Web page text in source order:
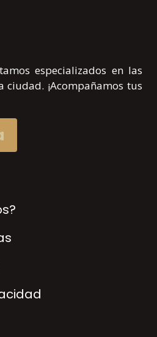
especializados en las
ciudad. ¡Acompañamos tus